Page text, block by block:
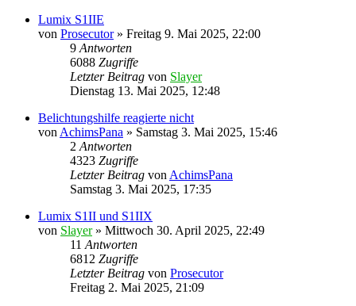
Lumix S1IIE
von Prosecutor» Freitag 9. Mai 2025, 22:00
9 Antworten
6088 Zugriffe
Letzter Beitrag von Slayer
Dienstag 13. Mai 2025, 12:48
Belichtungshilfe reagierte nicht
von AchimsPana » Samstag 3. Mai 2025, 15:46
2 Antworten
4323 Zugriffe
Letzter Beitrag von AchimsPana
Samstag 3. Mai 2025, 17:35
Lumix S1II und S1IIX
von Slayer» Mittwoch 30. April 2025, 22:49
11 Antworten
6812 Zugriffe
Letzter Beitrag von Prosecutor
Freitag 2. Mai 2025, 21:09